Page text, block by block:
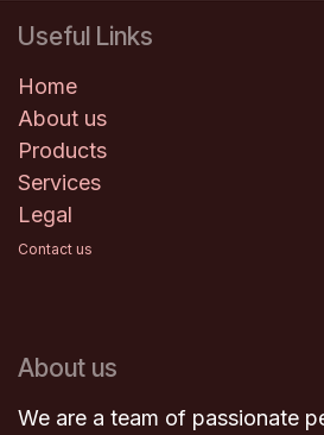
Useful Links
Home
About us
Products
Services
Legal
Contact us
About us
We are a team of passionate